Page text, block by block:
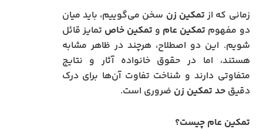
زمانی که از تمکین زن سخن می‌گوییم، باید میان
دو مفهوم تمکین عام و تمکین خاص تمایز قائل
شویم. این دو اصطلاح، هرچند در ظاهر مشابه
هستند، اما در حقوق خانواده آثار و نتایج
متفاوتی دارند و شناخت تفاوت آن‌ها برای درک
دقیقحد تمکین زن ضروری است.
تمکین عام چیست؟